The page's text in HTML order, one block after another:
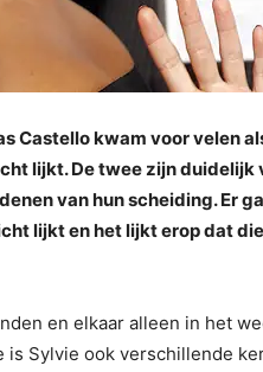
Castello kwam voor velen
lijkt. De twee zijn duidelijk
van hun scheiding. Er
lijkt en het lijkt erop dat
en elkaar alleen in het
is Sylvie ook verschillende